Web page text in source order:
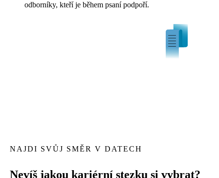
odborníky, kteří je během psaní podpoří.
NAJDI SVŮJ SMĚR V DATECH
Nevíš jakou kariérní stezku si vybrat?